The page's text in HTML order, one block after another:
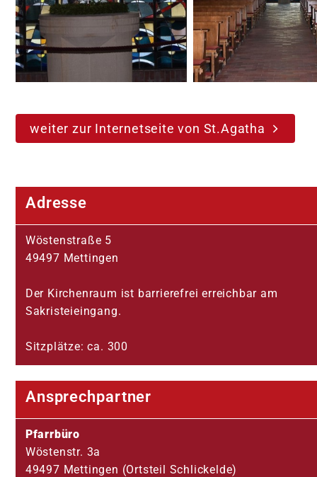
Leitungsteam
weiter zur Internetseite von St.Agatha
Adresse
Wöstenstraße 5
49497 Mettingen
Der Kirchenraum ist barrierefrei erreichbar am
Sakristeieingang.
Sitzplätze: ca. 300
Ansprechpartner
Pfarrbüro
Wöstenstr. 3a
49497 Mettingen (Ortsteil Schlickelde)